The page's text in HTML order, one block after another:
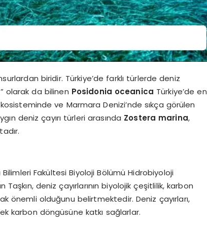
biridir. Türkiye’de farklı türlerde deniz
olarak da bilinen Posidonia oceanica Türkiye’de en
ve Marmara Denizi’nde sıkça görülen
deniz çayırı türleri arasında Zostera marina,
Fakültesi Biyoloji Bölümü Hidrobiyoloji
deniz çayırlarının biyolojik çeşitlilik, karbon
önemli olduğunu belirtmektedir. Deniz çayırları,
karbon döngüsüne katkı sağlarlar.